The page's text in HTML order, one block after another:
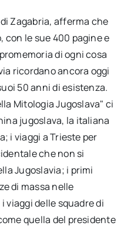
Zagabria, afferma che
le sue 400 pagine e
di ogni cosa
ricordano ancora oggi
50 anni di esistenza.
Mitologia Jugoslava" ci
jugoslava, la italiana
i viaggi a Trieste per
che non si
Jugoslavia; i primi
di massa nelle
viaggi delle squadre di
quella del presidente